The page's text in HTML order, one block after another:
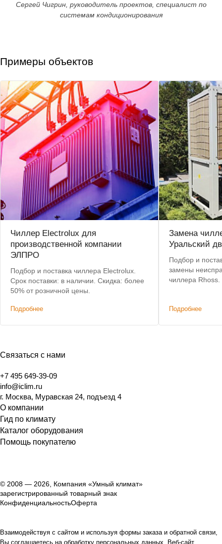
Сергей Чигрин, руководитель проектов, специалист по
системам кондиционирования
Примеры объектов
Чиллер Electrolux для
производственной компании
ЭЛПРО
Подбор и поставка чиллера Electrolux.
Срок поставки: в наличии. Скидка: более
50% от розничной цены.
Подробнее
Замена
Уральский
Подбор и
замены
чиллера
изменений.
Подробнее
Связаться с нами
+7 495 649-39-09
info@iclim.ru
г. Москва, Муравская 24, подъезд 4
О компании
Гид по климату
Каталог оборудования
Помощь покупателю
© 2008 — 2026, Компания «Умный климат»
зарегистрированный товарный знак
КонфиденциальностьОферта
Взаимодействуя с сайтом и используя формы заказа и обратной связи,
Вы соглашаетесь на обработку персональных данных. Веб-сайт